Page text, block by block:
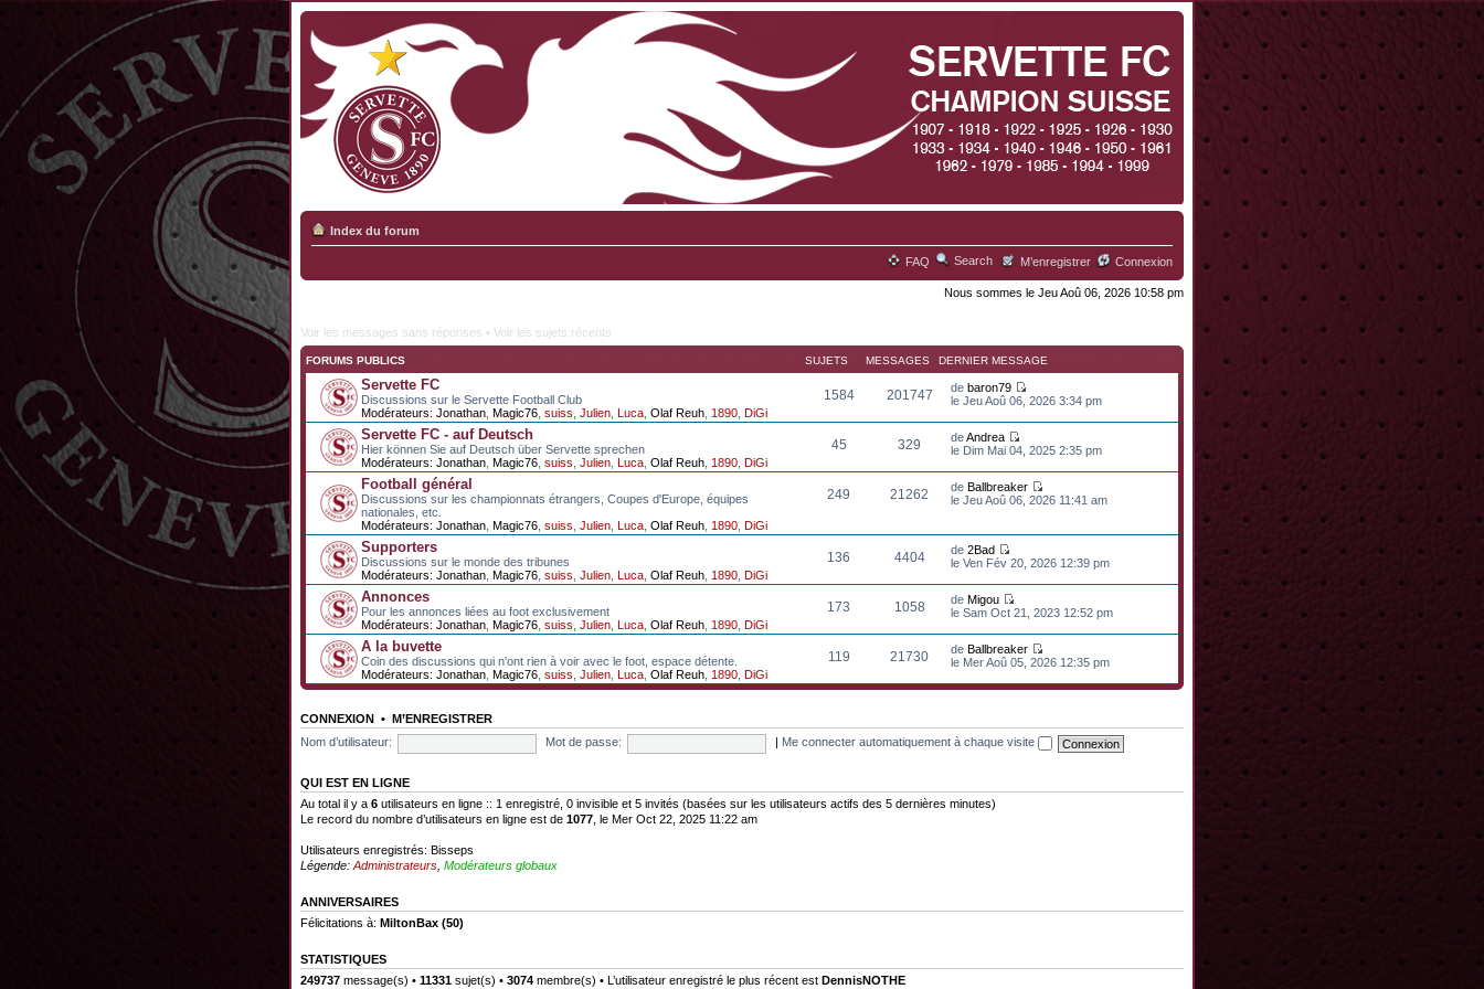
Index du forum
FAQ Search M’enregistrer Connexion
Nous sommes le Jeu Aoû 06, 2026 10:58 pm
Voir les messages sans réponses • Voir les sujets récents
FORUMS PUBLICS SUJETS MESSAGES DERNIER MESSAGE
Servette FC
Discussions sur le Servette Football Club
Modérateurs: Jonathan Magic76 suiss Julien Luca Olaf Reuh 1890 DiGi
1584 201747 debaron79
le Jeu Aoû 06, 2026 3:34 pm
Servette FC - auf Deutsch
Hier können Sie auf Deutsch über Servette sprechen
Modérateurs: Jonathan Magic76 suiss Julien Luca Olaf Reuh 1890 DiGi
45 329 deAndrea
le Dim Mai 04, 2025 2:35 pm
Football général
Discussions sur les championnats étrangers, Coupes d'Europe, équipes
nationales, etc.
Modérateurs: Jonathan Magic76 suiss Julien Luca Olaf Reuh 1890 DiGi
249 21262 deBallbreaker
le Jeu Aoû 06, 2026 11:41 am
Supporters
Discussions sur le monde des tribunes
Modérateurs: Jonathan Magic76 suiss Julien Luca Olaf Reuh 1890 DiGi
136 4404 de2Bad
le Ven Fév 20, 2026 12:39 pm
Annonces
Pour les annonces liées au foot exclusivement
Modérateurs: Jonathan Magic76 suiss Julien Luca Olaf Reuh 1890 DiGi
173 1058 deMigou
le Sam Oct 21, 2023 12:52 pm
A la buvette
Coin des discussions qui n'ont rien à voir avec le foot, espace détente.
Modérateurs: Jonathan Magic76 suiss Julien Luca Olaf Reuh 1890 DiGi
119 21730 deBallbreaker
le Mer Aoû 05, 2026 12:35 pm
CONNEXION • M’ENREGISTRER
Nom d’utilisateur:
Mot de passe: Me connecter automatiquement à chaque visite
QUI EST EN LIGNE
Au total il y a 6 utilisateurs en ligne :: 1 enregistré, 0 invisible et 5 invités (basées sur les utilisateurs actifs des 5 dernières minutes)
Le record du nombre d’utilisateurs en ligne est de 1077 , le Mer Oct 22, 2025 11:22 am
Utilisateurs enregistrés: Bisseps
Légende: Administrateurs Modérateurs globaux
ANNIVERSAIRES
Félicitations à: MiltonBax (50)
STATISTIQUES
249737 message(s) • 11331 sujet(s) • 3074 membre(s) • L’utilisateur enregistré le plus récent est DennisNOTHE